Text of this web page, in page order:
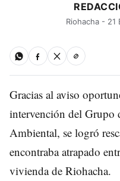
Riohacha - 21
Gracias al aviso
intervención del Grupo
Ambiental, se logró
encontraba atrapado
vivienda de Riohacha.